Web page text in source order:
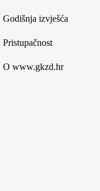
Godišnja izvješća
Pristupačnost
O www.gkzd.hr